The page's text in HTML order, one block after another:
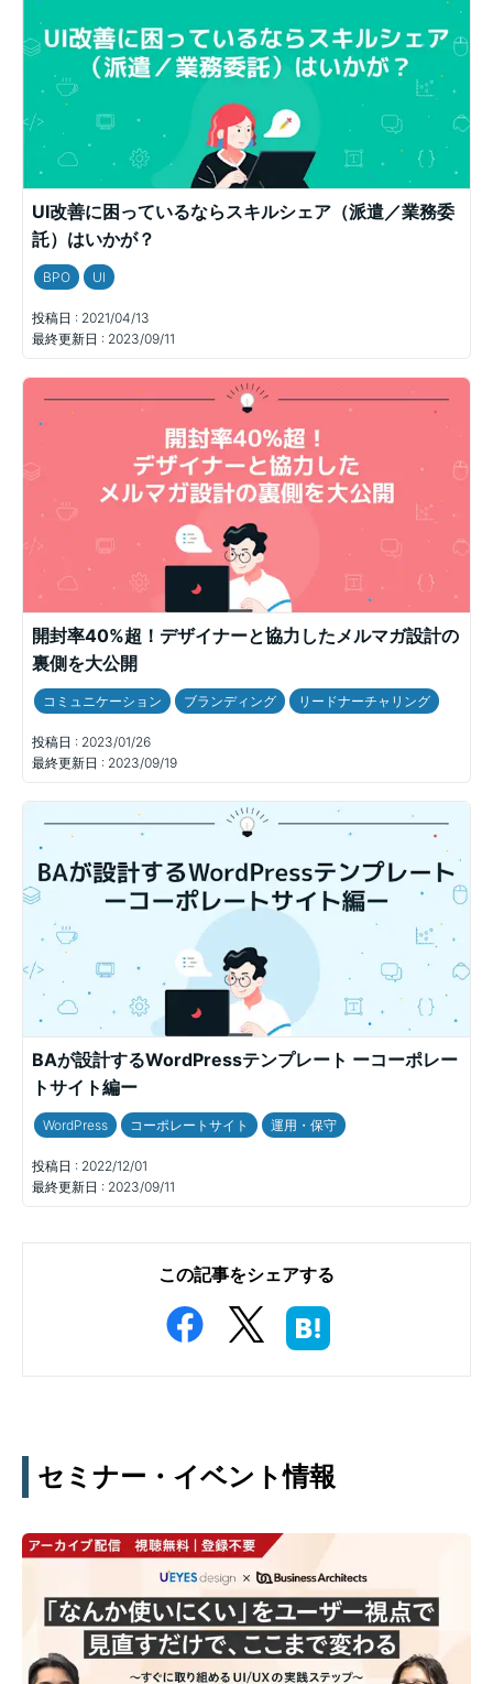
UI改善に困っているならスキルシェア（派遣／業務委
託）はいかが？
BPO UI
投稿日 : 2021/04/13
最終更新日 : 2023/09/11
開封率40%超！デザイナーと協力したメルマガ設計の
裏側を大公開
コミュニケーション ブランディング リードナーチャリング
投稿日 : 2023/01/26
最終更新日 : 2023/09/19
BAが設計するWordPressテンプレート ーコーポレー
トサイト編ー
WordPress コーポレートサイト 運用・保守
投稿日 : 2022/12/01
最終更新日 : 2023/09/11
この記事をシェアする
セミナー・イベント情報